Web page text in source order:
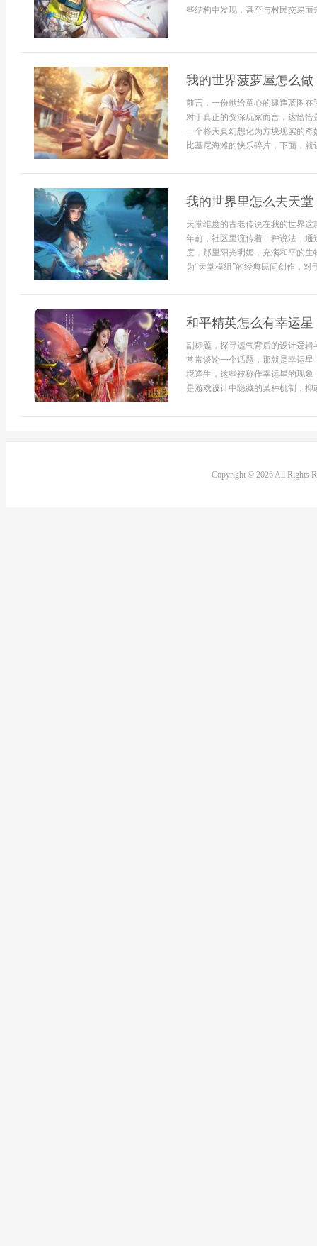
些结构中发现，甚至与村民交易
我的世界菠萝屋怎么
前言，一份献给童心的建造蓝图
对于真正的资深玩家而言，这恰
一个将天真幻想化为方块现实的
比基尼海滩的快乐碎片，下面，
我的世界里怎么去天
天堂维度的古老传说在我的世界
年前，社区里流传着一种说法，
度，那里阳光明媚，充满和平的
为“天堂模组”的经典民间创作，
和平精英怎么有幸运
副标题，探寻运气背后的设计逻
常常谈论一个话题，那就是幸运
境逢生，这些被称作幸运星的现
是游戏设计中隐藏的某种机制，抑
Copyright © 2026 All Rights